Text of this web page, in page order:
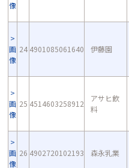
像
画
像
24 4901085061640 伊藤園
画
像
25 4514603258912
アサヒ飲
料
画
像
26 4902720102193 森永乳業